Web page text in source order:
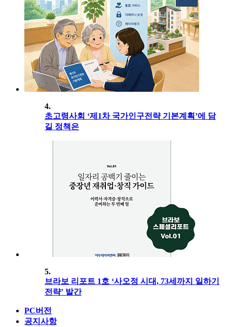
4.
초고령사회 ‘제1차 국가인구전략 기본계획’에 담
길 정책은
5.
브라보 리포트 1호 ‘사오정 시대, 73세까지 일하기
전략’ 발간
PC버전
공지사항